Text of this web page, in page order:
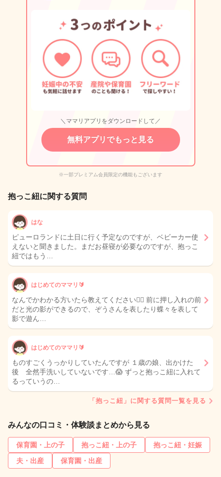
＼ママリアプリをダウンロードして／
無料アプリでもっと見る
※一部プレミアム会員限定の機能もございます
抱っこ紐に関する質問
はな
ピューロランドに土日に行く予定なのですが、ベビーカー使
えないと聞きました。まだお昼寝が必要なのですが、抱っこ
紐ではもう…
はじめてのママリ🔰
なんでかわかる方いたら教えてください🙇‍♀️ 前に押し入れの前
だと光の影ができるので、ぞうさんを表したり蝶々を表して
影で遊ん…
はじめてのママリ🔰
ものすごくうっかりしていたんですが １歳の娘、出かけた
後 全然手洗いしていないです…😱 ずっと抱っこ紐に入れて
るっていうの…
「抱っこ紐」に関する質問一覧を見る
みんなの口コミ・体験談まとめから見る
保育園・上の子 抱っこ紐・上の子
抱っこ紐・妊娠
夫・出産
保育園・出産